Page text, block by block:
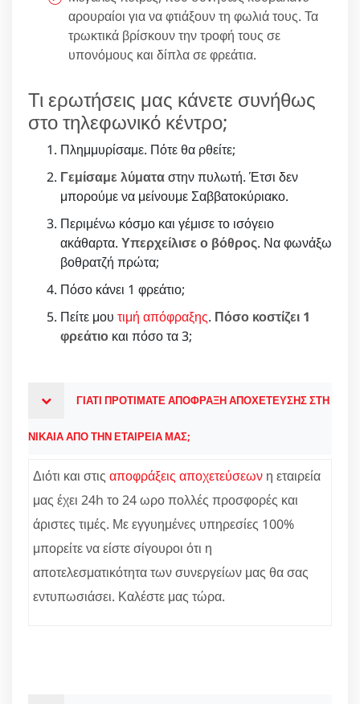
αρουραίοι για να φτιάξουν τη φωλιά τους. Τα
τρωκτικά βρίσκουν την τροφή τους σε
υπονόμους και δίπλα σε φρεάτια.
Τι ερωτήσεις μας κάνετε συνήθως
στο τηλεφωνικό κέντρο;
Πλημμυρίσαμε. Πότε θα ρθείτε;
Γεμίσαμε λύματαστην πυλωτή. Έτσι δεν
μπορούμε να μείνουμε Σαββατοκύριακο.
Περιμένω κόσμο και γέμισε το ισόγειο
ακάθαρτα. Υπερχείλισε ο βόθρος. Να φωνάξω
βοθρατζή πρώτα;
Πόσο κάνει 1 φρεάτιο;
Πείτε μου τιμή απόφραξης. Πόσο κοστίζει 1
φρεάτιο και πόσο τα 3;
ΓΙΑΤΙ ΠΡΟΤΙΜΑΤΕ ΑΠΟΦΡΑΞΗ ΑΠΟΧΕΤΕΥΣΗΣ ΣΤΗ
ΝΙΚΑΙΑ ΑΠΟ ΤΗΝ ΕΤΑΙΡΕΙΑ ΜΑΣ;
Διότι και στις αποφράξεις αποχετεύσεων η εταιρεία
μας έχει 24h το 24 ωρο πολλές προσφορές και
άριστες τιμές. Με εγγυημένες υπηρεσίες 100%
μπορείτε να είστε σίγουροι ότι η
αποτελεσματικότητα των συνεργείων μας θα σας
εντυπωσιάσει. Καλέστε μας τώρα.